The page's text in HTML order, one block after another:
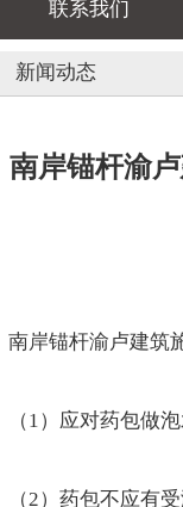
联系我们
新闻动态
南岸锚杆渝
南岸锚杆渝卢建筑
（1）应对药包做
（2）药包不应有